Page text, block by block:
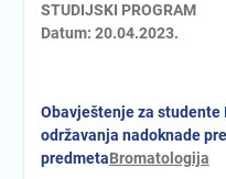
STUDIJSKI PROGRAM
Datum: 20.04.2023.
Obavještenje za studente
održavanja nadoknade
predmetaBromatologija